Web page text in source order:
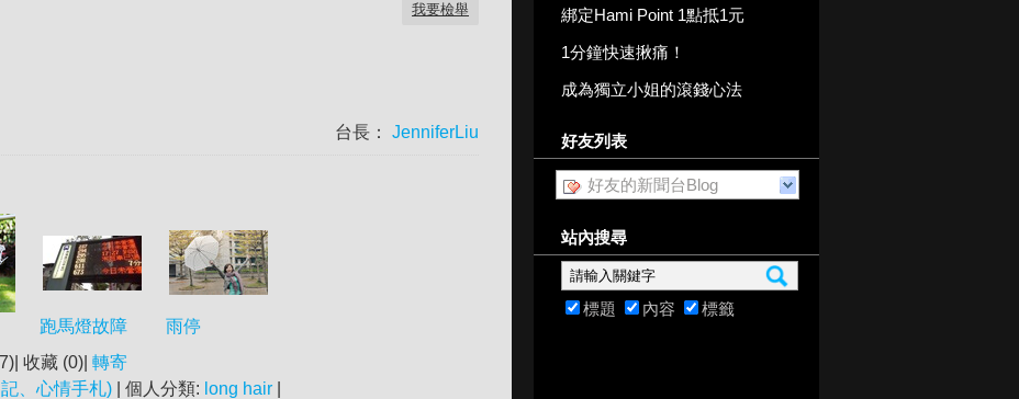
我要檢舉
台長： JenniferLiu
跑馬燈故障
雨停
)| 收藏 (0)| 轉寄
、心情手札) | 個人分類: long hair
綁定Hami Point 1點抵1元
1分鐘快速揪痛！
成為獨立小姐的滾錢心法
好友列表
好友的新聞台Blog
站內搜尋
標題 內容 標籤